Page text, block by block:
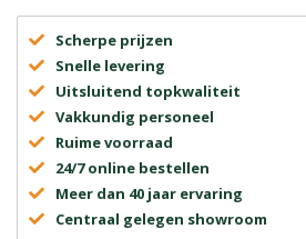
Scherpe prijzen
Snelle levering
Uitsluitend topkwaliteit
Vakkundig personeel
Ruime voorraad
24/7 online bestellen
Meer dan 40 jaar ervaring
Centraal gelegen showroom